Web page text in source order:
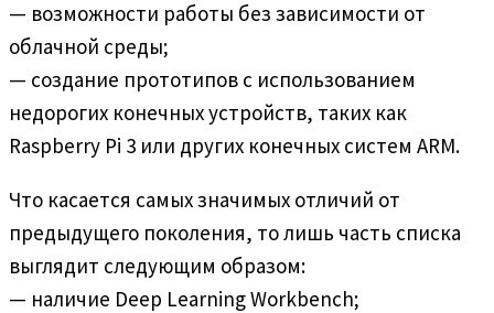
— возможности работы без зависимости от
облачной среды;
— создание прототипов с использованием
недорогих конечных устройств, таких как
Raspberry Pi 3 или других конечных систем ARM.
Что касается самых значимых отличий от
предыдущего поколения, то лишь часть списка
выглядит следующим образом:
— наличие Deep Learning Workbench;